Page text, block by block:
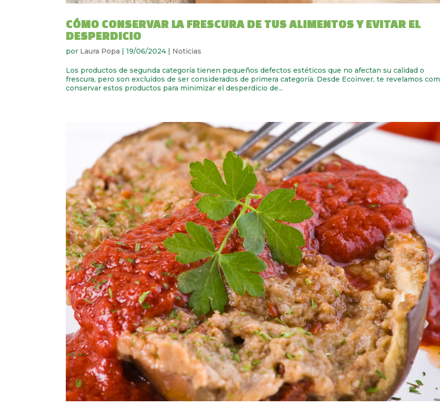
CÓMO CONSERVAR LA FRESCURA DE TUS ALIMENTOS Y EVITAR EL
DESPERDICIO
por Laura Popa |19/06/2024 | Noticias
Los productos de segunda categoría tienen pequeños defectos estéticos que no afectan su calidad o
frescura, pero son excluidos de ser considerados de primera categoría. Desde Ecoinver, te revelamos
conservar estos productos para minimizar el desperdicio de...